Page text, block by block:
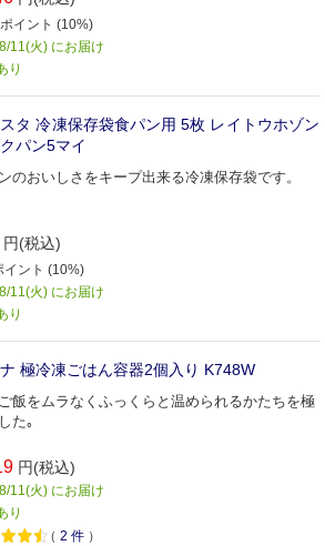
ポイント (10%)
11(火) にお届け
り
タ 冷凍保存袋食パン用 5枚 レイトウホゾン
パン5マイ
のおいしさをキープ出来る冷凍保存袋です。
円(税込)
イント (10%)
11(火) にお届け
り
極冷凍ごはん容器2個入り K748W
飯をムラなくふっくらと温められるかたちを極
た｡
円(税込)
11(火) にお届け
り
（ 2 件 ）